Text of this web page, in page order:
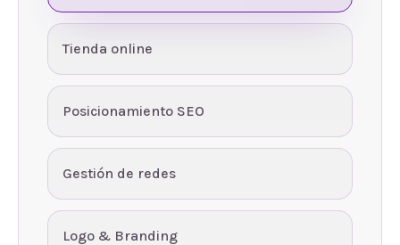
Tienda online
Posicionamiento SEO
Gestión de redes
Logo & Branding